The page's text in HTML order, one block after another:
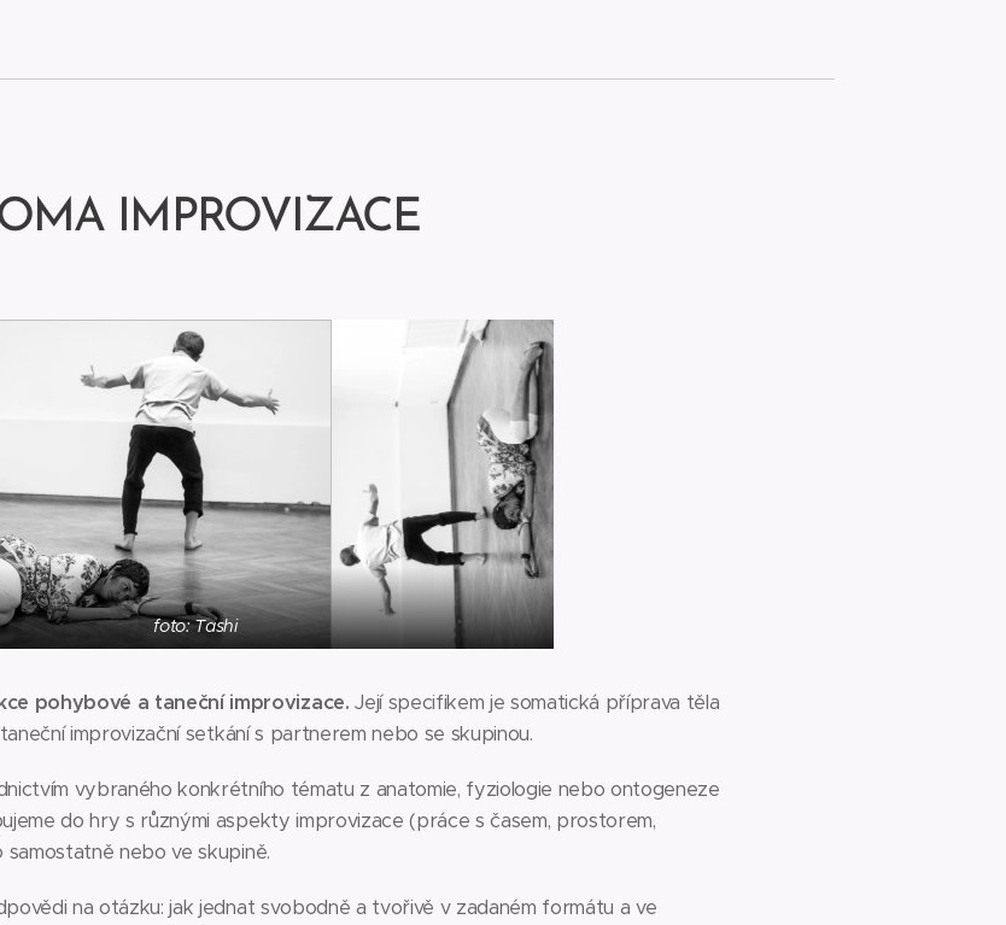
IMPROVIZACE
foto: Tashi
pohybové a taneční improvizace.Její specifikem je somatická příprava těla
improvizační setkání s partnerem nebo se skupinou.
vybraného konkrétního tématu z anatomie, fyziologie nebo ontogeneze
do hry s různými aspekty improvizace (práce s časem, prostorem,
nebo ve skupině.
na otázku: jak jednat svobodně a tvořivě v zadaném formátu a ve